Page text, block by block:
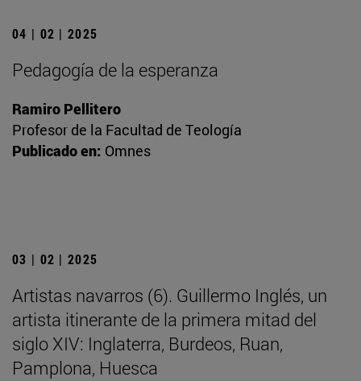
04 | 02 | 2025
Pedagogía de la esperanza
Ramiro Pellitero
Profesor de la Facultad de Teología
Publicado en: Omnes
03 | 02 | 2025
Artistas navarros (6). Guillermo Inglés, un
artista itinerante de la primera mitad del
siglo XIV: Inglaterra, Burdeos, Ruan,
Pamplona, Huesca